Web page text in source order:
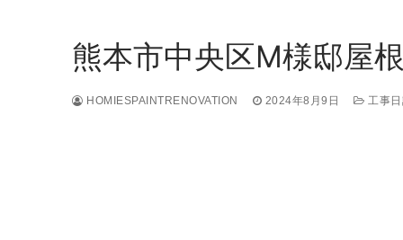
熊本市中央区M様邸屋
HOMIESPAINTRENOVATION 2024年8月9日 工事